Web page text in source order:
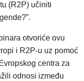
(R2P) učiniti
otvoriće ovu
i R2P-u uz pomoć
centra za
odnosi između